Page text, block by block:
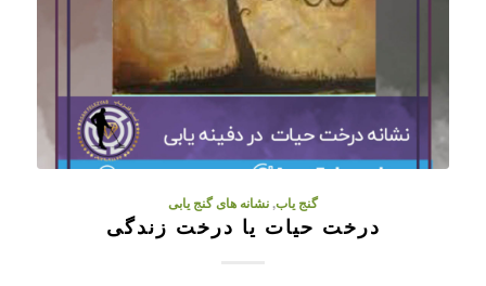
گنج یاب,نشانه های گنج یابی
درخت حیات یا درخت زندگی